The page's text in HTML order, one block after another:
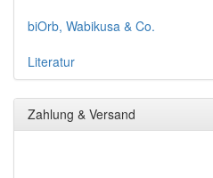
biOrb, Wabikusa & Co.
Literatur
Zahlung & Versand